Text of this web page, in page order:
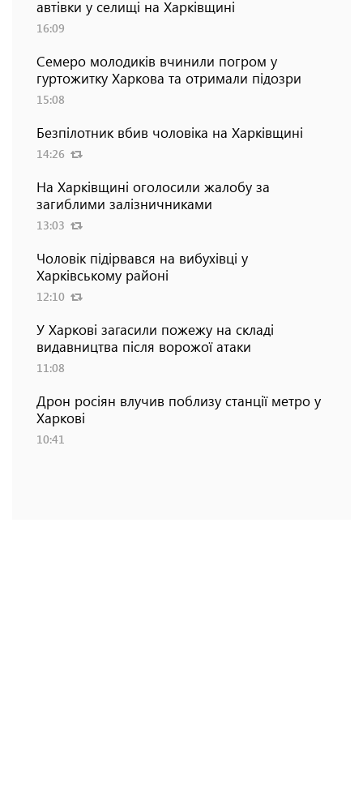
автівки у селищі на Харківщині
16:09
Семеро молодиків вчинили погром у
гуртожитку Харкова та отримали підозри
15:08
Безпілотник вбив чоловіка на Харківщині
14:26
На Харківщині оголосили жалобу за
загиблими залізничниками
13:03
Чоловік підірвався на вибухівці у
Харківському районі
12:10
У Харкові загасили пожежу на складі
видавництва після ворожої атаки
11:08
Дрон росіян влучив поблизу станції метро у
Харкові
10:41